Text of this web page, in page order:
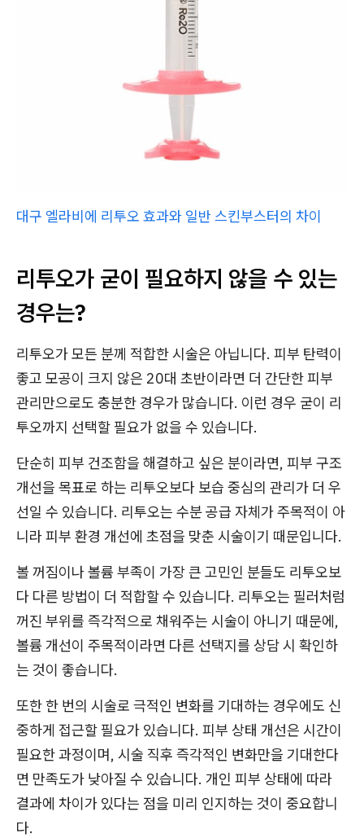
대구 엘라비에 리투오 효과와 일반 스킨부스터의 차이
리투오가 굳이 필요하지 않을 수 있는
경우는?
리투오가 모든 분께 적합한 시술은 아닙니다. 피부 탄력이
좋고 모공이 크지 않은 20대 초반이라면 더 간단한 피부
관리만으로도 충분한 경우가 많습니다. 이런 경우 굳이 리
투오까지 선택할 필요가 없을 수 있습니다.
단순히 피부 건조함을 해결하고 싶은 분이라면, 피부 구조
개선을 목표로 하는 리투오보다 보습 중심의 관리가 더 우
선일 수 있습니다. 리투오는 수분 공급 자체가 주목적이 아
니라 피부 환경 개선에 초점을 맞춘 시술이기 때문입니다.
볼 꺼짐이나 볼륨 부족이 가장 큰 고민인 분들도 리투오보
다 다른 방법이 더 적합할 수 있습니다. 리투오는 필러처럼
꺼진 부위를 즉각적으로 채워주는 시술이 아니기 때문에,
볼륨 개선이 주목적이라면 다른 선택지를 상담 시 확인하
는 것이 좋습니다.
또한 한 번의 시술로 극적인 변화를 기대하는 경우에도 신
중하게 접근할 필요가 있습니다. 피부 상태 개선은 시간이
필요한 과정이며, 시술 직후 즉각적인 변화만을 기대한다
면 만족도가 낮아질 수 있습니다. 개인 피부 상태에 따라
결과에 차이가 있다는 점을 미리 인지하는 것이 중요합니
다.